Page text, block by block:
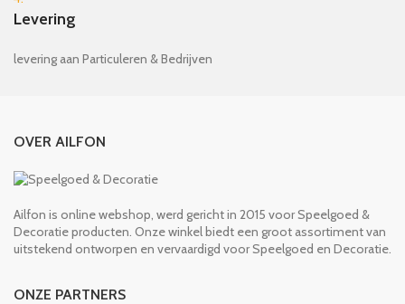
Levering
levering aan Particuleren & Bedrijven
OVER AILFON
Ailfon is online webshop, werd gericht in 2015 voor Speelgoed &
Decoratie producten. Onze winkel biedt een groot assortiment van
uitstekend ontworpen en vervaardigd voor Speelgoed en Decoratie.
ONZE PARTNERS